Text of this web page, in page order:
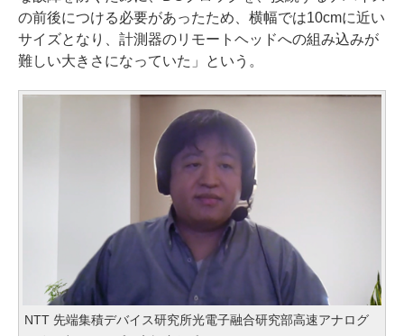
の前後につける必要があったため、横幅では10cmに近い
サイズとなり、計測器のリモートヘッドへの組み込みが
難しい大きさになっていた」という。
NTT 先端集積デバイス研究所光電子融合研究部高速アナログ